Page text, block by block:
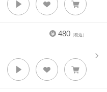
480 （税込）